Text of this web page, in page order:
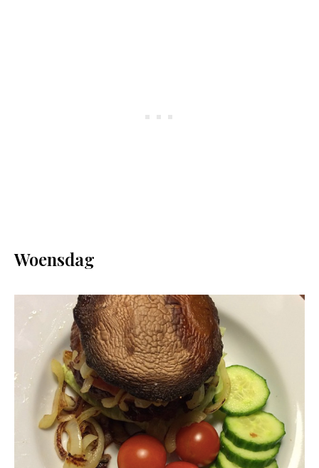
Woensdag